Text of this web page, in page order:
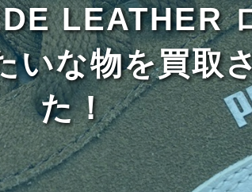
LEATHER
いな物を買取
た！